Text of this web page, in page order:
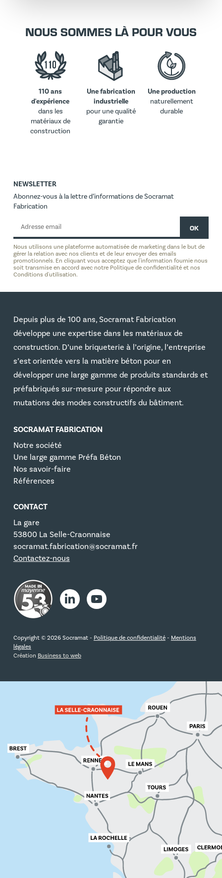
NOUS SOMMES LÀ POUR VOUS
110 ans
d'expérience
dans les
matériaux de
construction
Une fabrication
industrielle
pour une qualité
garantie
Une production
naturellement
durable
NEWSLETTER
Abonnez-vous à la lettre d’informations de Socramat
Fabrication
Nous utilisons une plateforme automatisée de marketing dans le but de
gérer la relation avec nos clients et de leur envoyer des emails
promotionnels. En cliquant vous acceptez que l'information fournie nous
soit transmise en accord avec notre Politique de confidentialité et nos
Conditions d'utilisation.
Depuis plus de 100 ans, Socramat Fabrication
développe une expertise dans les matériaux de
construction. D’une briqueterie à l’origine, l’entreprise
s’est orientée vers la matière béton pour en
développer une large gamme de produits standards et
préfabriqués sur-mesure pour répondre aux
mutations des modes constructifs du bâtiment.
SOCRAMAT FABRICATION
Notre société
Une large gamme Préfa Béton
Nos savoir-faire
Références
CONTACT
La gare
53800 La Selle-Craonnaise
socramat.fabrication@socramat.fr
Contactez-nous
Copyright © 2026 Socramat - Politique de confidentialité- Mentions
légales
Création Business to web